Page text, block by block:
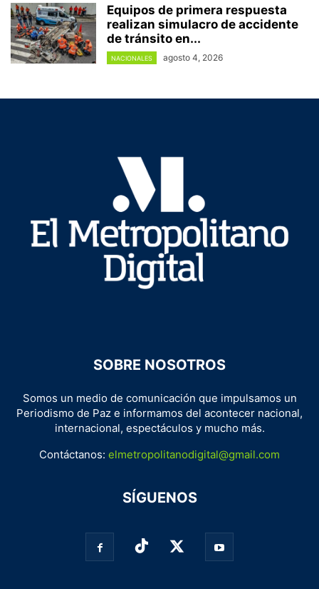
Equipos de primera respuesta
realizan simulacro de accidente
de tránsito en...
NACIONALES agosto 4, 2026
SOBRE NOSOTROS
Somos un medio de comunicación que impulsamos un
Periodismo de Paz e informamos del acontecer nacional,
internacional, espectáculos y mucho más.
Contáctanos: elmetropolitanodigital@gmail.com
SÍGUENOS